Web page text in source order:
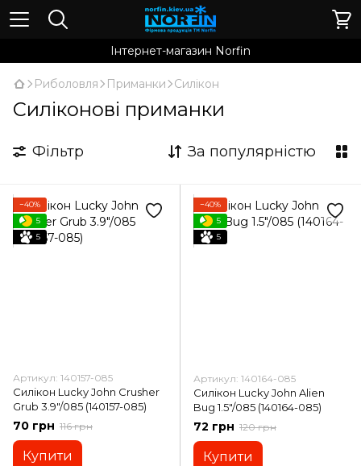
Інтернет-магазин Norfin
Риболовля Приманки Силікон
Силіконові приманки
Фільтр За популярністю
−40%
5
5
Артикул: 140157-085
Силікон Lucky John Crusher
Grub 3.9"/085 (140157-085)
70 грн 116 грн
Купити
−40%
5
5
Артикул: 140164-085
Силікон Lucky John Alien
Bug 1.5"/085 (140164-085)
72 грн 120 грн
Купити